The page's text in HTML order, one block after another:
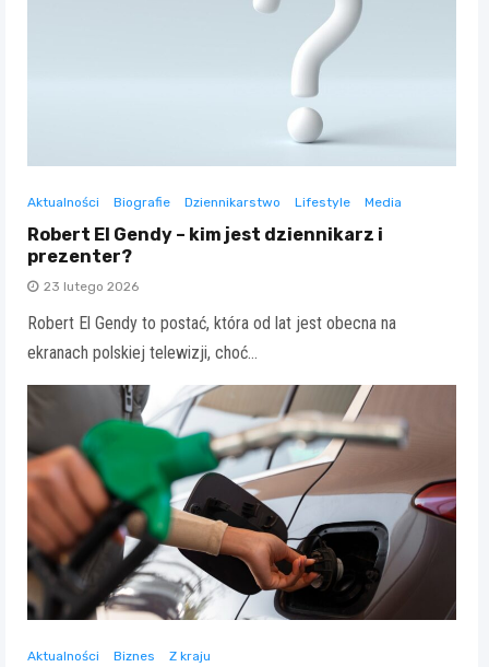
Aktualności Biografie Dziennikarstwo Lifestyle Media
Robert El Gendy – kim jest dziennikarz i
prezenter?
23 lutego 2026
Robert El Gendy to postać, która od lat jest obecna na
ekranach polskiej telewizji, choć…
Aktualności Biznes Z kraju